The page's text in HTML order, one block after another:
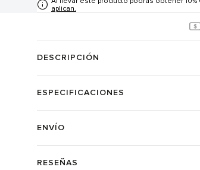
aplican.
DESCRIPCIÓN
ESPECIFICACIONES
ENVÍO
RESEÑAS